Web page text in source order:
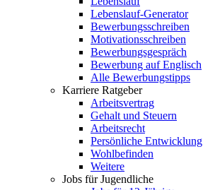
Lebenslauf-Generator
Bewerbungsschreiben
Motivationsschreiben
Bewerbungsgespräch
Bewerbung auf Englisch
Alle Bewerbungstipps
Karriere Ratgeber
Arbeitsvertrag
Gehalt und Steuern
Arbeitsrecht
Persönliche Entwicklung
Wohlbefinden
Weitere
Jobs für Jugendliche